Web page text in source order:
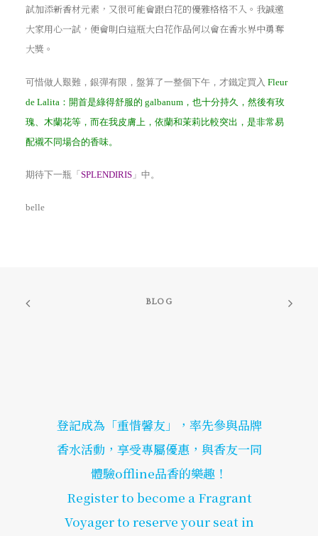
試加添新香材元素，又很可能會跟白花的優雅格格不入。我誠邀
大家用心一試，便會明白這瓶大白花作品何以會在香水界中勇奪
大獎。
可惜做人艱難，銀彈有限，盤算了一整個下午，才鐵定買入 Fleur
de Lalita ：開首是綠得舒服的 galbanum ，也十分持久，然後有玫
瑰、木蘭花等，而在我皮膚上，依蘭和茉莉比較突出，是非常易
配襯不同場合的香味。
期待下一瓶「 SPLENDIRIS 」中。
belle
BLOG
登記成為「重惜馨友」，率先參與品牌
香水活動，享受專屬優惠，與香友一同
體驗offline品香的樂趣！
Register to become a Fragrant
Voyager to reserve your seat in